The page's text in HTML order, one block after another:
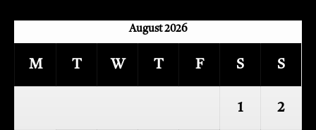
August 2026
M T W T F S S
1 2